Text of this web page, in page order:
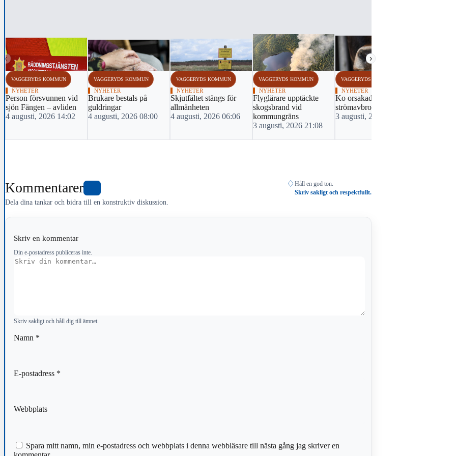
‹ ›
VAGGERYDS KOMMUN
NYHETER
Person försvunnen vid
sjön Fängen – avliden
4 augusti, 2026 14:02
VAGGERYDS KOMMUN
NYHETER
Brukare bestals på
guldringar
4 augusti, 2026 08:00
VAGGERYDS KOMMUN
NYHETER
Skjutfältet stängs för
allmänheten
4 augusti, 2026 06:06
VAGGERYDS KOMMUN
NYHETER
Flyglärare upptäckte
skogsbrand vid
kommungräns
3 augusti, 2026 21:08
VAGGERYDS KOMMUN
NYHETER
Ko orsakade
strömavbrott i Tofteryd
3 augusti, 2026 15:03
Kommentarer
Dela dina tankar och bidra till en konstruktiv diskussion.
♢ Håll en god ton.
Skriv sakligt och respektfullt.
Skriv en kommentar
Din e-postadress publiceras inte.
Kommentar
Skriv sakligt och håll dig till ämnet.
Namn *
E-postadress *
Webbplats
Spara mitt namn, min e-postadress och webbplats i denna webbläsare till nästa gång jag skriver en